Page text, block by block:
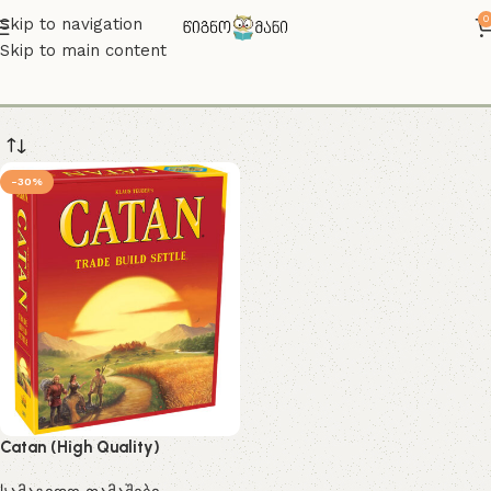
Skip to navigation
Skip to main content
0
-30%
Catan (High Quality)